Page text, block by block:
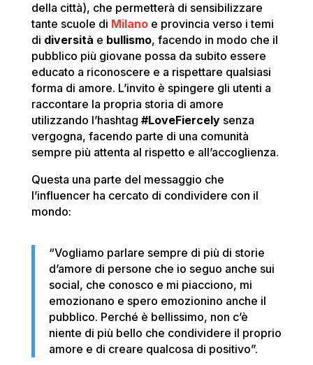
della città), che permetterà di sensibilizzare
tante scuole di Milanoe provincia verso i temi
di diversità e bullismo, facendo in modo che il
pubblico più giovane possa da subito essere
educato a riconoscere e a rispettare qualsiasi
forma di amore. L’invito è spingere gli utenti a
raccontare la propria storia di amore
utilizzando l’hashtag #LoveFiercelysenza
vergogna, facendo parte di una comunità
sempre più attenta al rispetto e all’accoglienza.
Questa una parte del messaggio che
l’influencer ha cercato di condividere con il
mondo:
“Vogliamo parlare sempre di più di storie
d’amore di persone che io seguo anche sui
social, che conosco e mi piacciono, mi
emozionano e spero emozionino anche il
pubblico. Perché è bellissimo, non c’è
niente di più bello che condividere il proprio
amore e di creare qualcosa di positivo”.